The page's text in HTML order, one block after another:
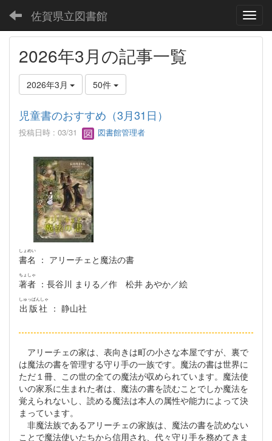
佐賀県立図書館
2026年3月の記事一覧
2026年3月 50件
児童書のおすすめ（3月31日）
投稿日時 : 03/31 図書館管理者
書名
しょめい
： アリーチェと魔法の書
著者
ちょしゃ
：長谷川 まりる／作 松井 あやか／絵
出版社
しゅっぱんしゃ
： 静山社
アリーチェの家は、表向きは町の小さな本屋ですが、裏で
は魔法の書を管理する守り手の一族です。魔法の書は世界に
ただ１冊、この世の全ての魔法が収められています。魔法使
いの家系に生まれた者は、魔法の書を読むことでしか魔法を
覚えられないし、読める魔法は本人の属性や能力によって決
まっています。
非魔法族であるアリーチェの家族は、魔法の書を読めない
ことで魔法使いたちから信用され、代々守り手を務めてきま